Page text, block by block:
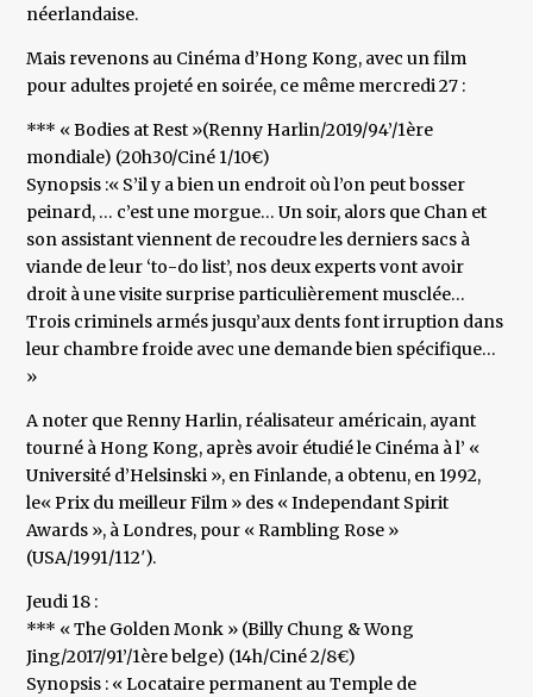
néerlandaise.
Mais revenons au Cinéma d’Hong Kong, avec un film
pour adultes projeté en soirée, ce même mercredi 27 :
*** « Bodies at Rest »(Renny Harlin/2019/94’/1ère
mondiale) (20h30/Ciné 1/10€)
Synopsis :« S’il y a bien un endroit où l’on peut bosser
peinard, … c’est une morgue… Un soir, alors que Chan et
son assistant viennent de recoudre les derniers sacs à
viande de leur ‘to-do list’, nos deux experts vont avoir
droit à une visite surprise particulièrement musclée…
Trois criminels armés jusqu’aux dents font irruption dans
leur chambre froide avec une demande bien spécifique…
»
A noter que Renny Harlin, réalisateur américain, ayant
tourné à Hong Kong, après avoir étudié le Cinéma à l’ «
Université d’Helsinski », en Finlande, a obtenu, en 1992,
le« Prix du meilleur Film » des « Independant Spirit
Awards », à Londres, pour « Rambling Rose »
(USA/1991/112′).
Jeudi 18 :
*** « The Golden Monk » (Billy Chung & Wong
Jing/2017/91’/1ère belge) (14h/Ciné 2/8€)
Synopsis : « Locataire permanent au Temple de